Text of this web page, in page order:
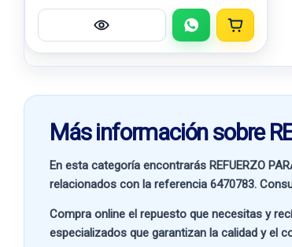
Más información sobre
En esta categoría encontrarás REFUERZO
relacionados con la referencia 6470783.
Compra online el repuesto que necesitas y
especializados que garantizan la calidad y el